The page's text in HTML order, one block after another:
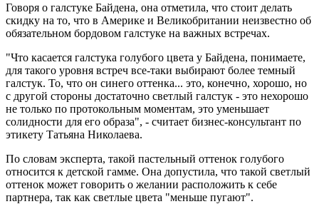
Говоря о галстуке Байдена, она отметила, что стоит делать
скидку на то, что в Америке и Великобритании неизвестно об
обязательном бордовом галстуке на важных встречах.
"Что касается галстука голубого цвета у Байдена, понимаете,
для такого уровня встреч все-таки выбирают более темный
галстук. То, что он синего оттенка... это, конечно, хорошо, но
с другой стороны достаточно светлый галстук - это нехорошо
не только по протокольным моментам, это уменьшает
солидности для его образа", - считает бизнес-консультант по
этикету Татьяна Николаева.
По словам эксперта, такой пастельный оттенок голубого
относится к детской гамме. Она допустила, что такой светлый
оттенок может говорить о желании расположить к себе
партнера, так как светлые цвета "меньше пугают".